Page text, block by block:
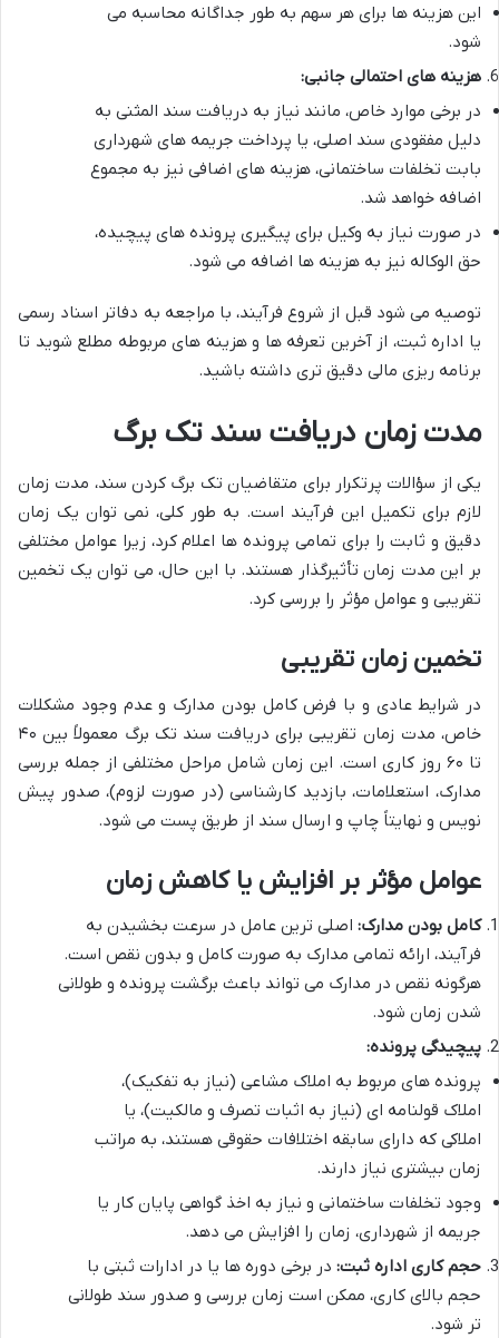
این هزینه ها برای هر سهم به طور جداگانه محاسبه می
شود.
هزینه های احتمالی جانبی:
در برخی موارد خاص، مانند نیاز به دریافت سند المثنی به
دلیل مفقودی سند اصلی، یا پرداخت جریمه های شهرداری
بابت تخلفات ساختمانی، هزینه های اضافی نیز به مجموع
اضافه خواهد شد.
در صورت نیاز به وکیل برای پیگیری پرونده های پیچیده،
حق الوکاله نیز به هزینه ها اضافه می شود.
توصیه می شود قبل از شروع فرآیند، با مراجعه به دفاتر اسناد رسمی
یا اداره ثبت، از آخرین تعرفه ها و هزینه های مربوطه مطلع شوید تا
برنامه ریزی مالی دقیق تری داشته باشید.
مدت زمان دریافت سند تک برگ
یکی از سؤالات پرتکرار برای متقاضیان تک برگ کردن سند، مدت زمان
لازم برای تکمیل این فرآیند است. به طور کلی، نمی توان یک زمان
دقیق و ثابت را برای تمامی پرونده ها اعلام کرد، زیرا عوامل مختلفی
بر این مدت زمان تأثیرگذار هستند. با این حال، می توان یک تخمین
تقریبی و عوامل مؤثر را بررسی کرد.
تخمین زمان تقریبی
در شرایط عادی و با فرض کامل بودن مدارک و عدم وجود مشکلات
خاص، مدت زمان تقریبی برای دریافت سند تک برگ معمولاً بین ۴۰
تا ۶۰ روز کاری است. این زمان شامل مراحل مختلفی از جمله بررسی
مدارک، استعلامات، بازدید کارشناسی (در صورت لزوم)، صدور پیش
نویس و نهایتاً چاپ و ارسال سند از طریق پست می شود.
عوامل مؤثر بر افزایش یا کاهش زمان
کامل بودن مدارک: اصلی ترین عامل در سرعت بخشیدن به
فرآیند، ارائه تمامی مدارک به صورت کامل و بدون نقص است.
هرگونه نقص در مدارک می تواند باعث برگشت پرونده و طولانی
شدن زمان شود.
پیچیدگی پرونده:
پرونده های مربوط به املاک مشاعی (نیاز به تفکیک)،
املاک قولنامه ای (نیاز به اثبات تصرف و مالکیت)، یا
املاکی که دارای سابقه اختلافات حقوقی هستند، به مراتب
زمان بیشتری نیاز دارند.
وجود تخلفات ساختمانی و نیاز به اخذ گواهی پایان کار یا
جریمه از شهرداری، زمان را افزایش می دهد.
حجم کاری اداره ثبت: در برخی دوره ها یا در ادارات ثبتی با
حجم بالای کاری، ممکن است زمان بررسی و صدور سند طولانی
تر شود.